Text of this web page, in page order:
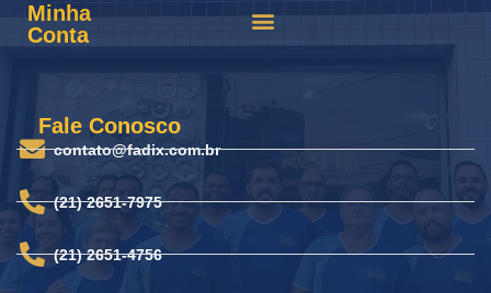
Minha
Conta
Fale Conosco
contato@fadix.com.br
(21) 2651-7975
(21) 2651-4756